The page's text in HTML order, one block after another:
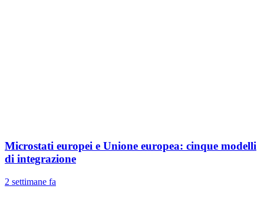
Microstati europei e Unione europea: cinque modelli
di integrazione
2 settimane fa